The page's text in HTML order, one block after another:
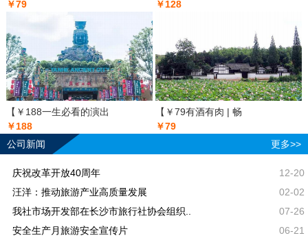
￥79
￥128
【￥188一生必看的演出
￥188
【￥79有酒有肉 | 畅
￥79
公司新闻
更多>>
庆祝改革开放40周年
12-20
汪洋：推动旅游产业高质量发展
02-02
我社市场开发部在长沙市旅行社协会组织..
07-26
安全生产月旅游安全宣传片
06-21